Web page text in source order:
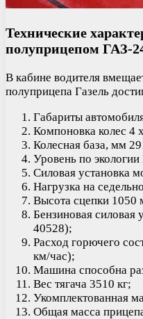
Технические
полуприцепом ГАЗ-
В кабине водителя
полуприцепа Газель
Габариты
Компоновка колес 4
Колесная база, мм
Уровень по
Силовая установка
Нагрузка на
Высота сцепки 1050
Бензиновая
40528);
Расход горючего
км/час);
Машина способна
Вес тягача 3510 кг;
Укомплектованная
Общая масса